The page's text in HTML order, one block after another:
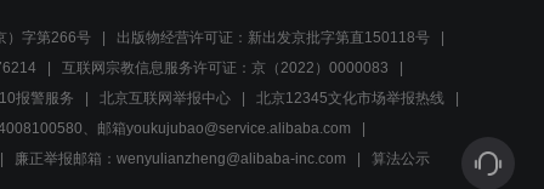
）字第266号
出版物经营许可证：新出发京批字第直150118号
互联网宗教信息服务许可证：京（2022）0000083
报警服务
北京互联网举报中心
北京12345文化市场举报热线
、邮箱youkujubao@service.alibaba.com
廉正举报邮箱：wenyulianzheng@alibaba-inc.com
算法公示